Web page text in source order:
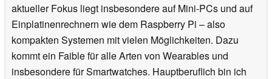
aktueller Fokus liegt insbesondere auf Mini-PCs und auf
Einplatinenrechnern wie dem Raspberry Pi – also
kompakten Systemen mit vielen Möglichkeiten. Dazu
kommt ein Faible für alle Arten von Wearables und
insbesondere für Smartwatches. Hauptberuflich bin ich